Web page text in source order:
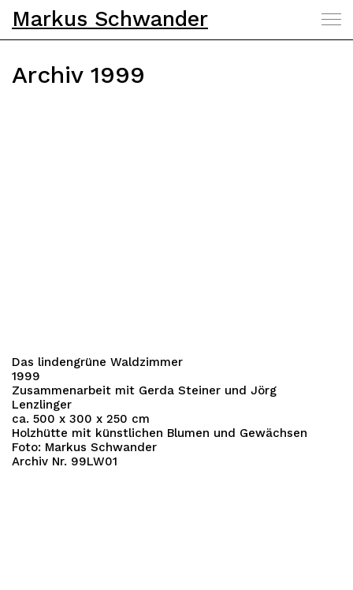
Markus Schwander
Archiv 1999
Das lindengrüne Waldzimmer
1999
Zusammenarbeit mit Gerda Steiner und Jörg
Lenzlinger
ca. 500 x 300 x 250 cm
Holzhütte mit künstlichen Blumen und Gewächsen
Foto: Markus Schwander
Archiv Nr. 99LW01